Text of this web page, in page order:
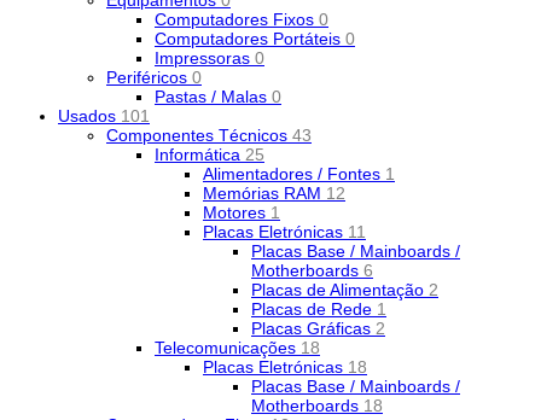
Computadores Fixos 0
Computadores Portáteis 0
Impressoras 0
Periféricos 0
Pastas / Malas 0
Usados 101
Componentes Técnicos 43
Informática 25
Alimentadores / Fontes 1
Memórias RAM 12
Motores 1
Placas Eletrónicas 11
Placas Base / Mainboards /
Motherboards 6
Placas de Alimentação 2
Placas de Rede 1
Placas Gráficas 2
Telecomunicações 18
Placas Eletrónicas 18
Placas Base / Mainboards /
Motherboards 18